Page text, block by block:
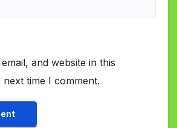
and website in this
time I comment.